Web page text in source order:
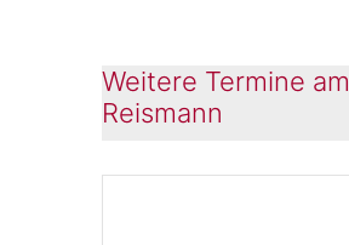
Weitere Termine am
Reismann